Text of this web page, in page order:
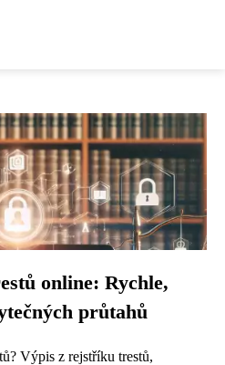
online: Rychle,
průtahů
Výpis z rejstříku trestů,